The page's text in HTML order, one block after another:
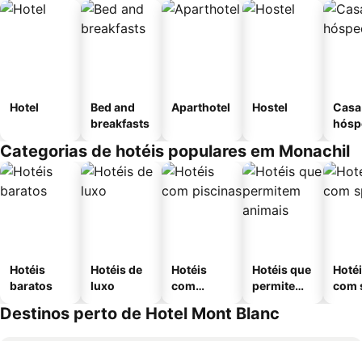
Hotel
Bed and
breakfasts
Aparthotel Hostel
Categorias de hotéis populares em Monachil
Hotéis
baratos
Hotéis de
luxo
Hotéis
com
Hotéis que
permitem
com
Destinos perto de Hotel Mont Blanc